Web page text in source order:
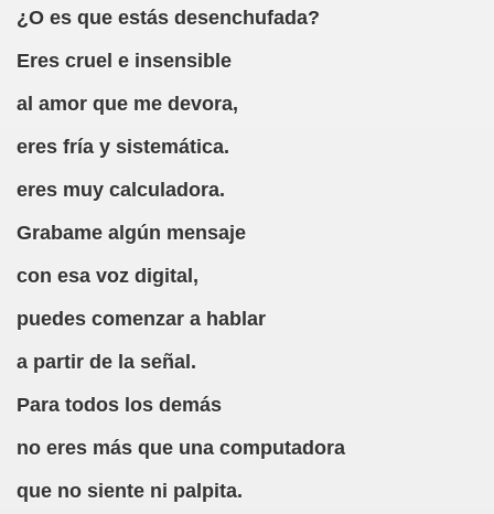
¿O es que estás desenchufada?
Eres cruel e insensible
al amor que me devora,
eres fría y sistemática.
eres muy calculadora.
Grabame algún mensaje
con esa voz digital,
puedes comenzar a hablar
a partir de la señal.
Para todos los demás
no eres más que una computadora
que no siente ni palpita.
Ruiz de Ríos)
de Puerto Rico (Anónimo)
de las Adivinanzas
Culo (Francisco de Quevedo)